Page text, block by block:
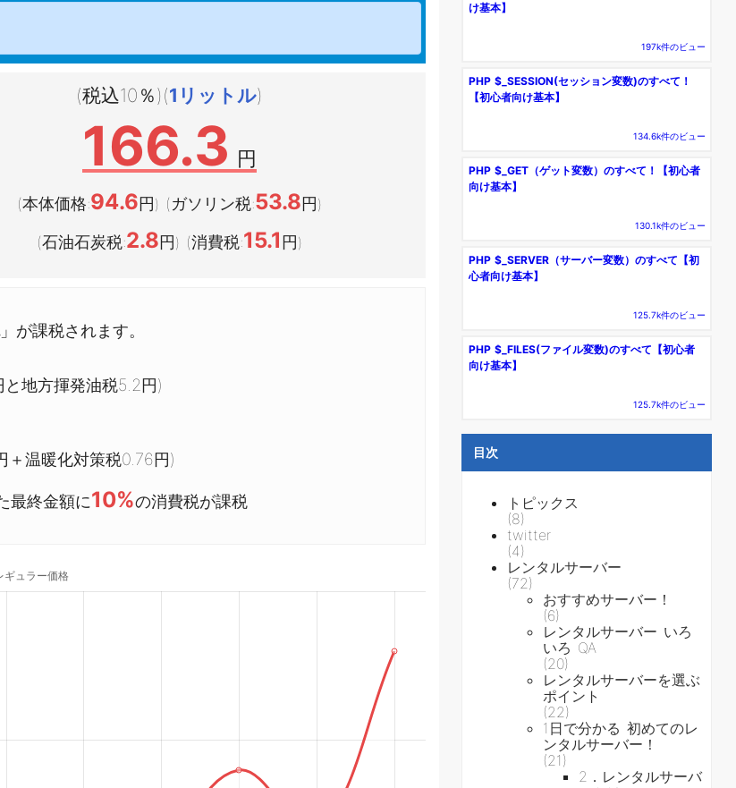
(税込10％)(1リットル)
166.3 円
(本体価格:94.6円) (ガソリン税:53.8円)
(石油石炭税:2.8円) (消費税:15.1 円)
」が課税されます。
地方揮発油税5.2円)
＋温暖化対策税0.76円)
最終金額に10%の消費税が課税
け基本】
197k件のビュー
PHP $_SESSION(セッション変数)のすべて！
【初心者向け基本】
134.6k件のビュー
PHP $_GET（ゲット変数）のすべて！【初心者
向け基本】
130.1k件のビュー
PHP $_SERVER（サーバー変数）のすべて【初
心者向け基本】
125.7k件のビュー
PHP $_FILES(ファイル変数)のすべて【初心者
向け基本】
125.7k件のビュー
目次
トピックス
(8)
twitter
(4)
レンタルサーバー
(72)
おすすめサーバー！
(6)
レンタルサーバー いろ
いろ QA
(20)
レンタルサーバーを選ぶ
ポイント
(22)
1日で分かる 初めてのレ
ンタルサーバー！
(21)
2．レンタルサーバ